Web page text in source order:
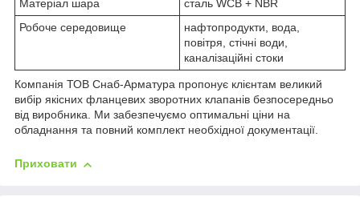
Матеріал шара
сталь WCB + NBR
Робоче середовище
нафтопродукти, вода,
повітря, стічні води,
каналізаційні стоки
Компанія ТОВ Снаб-Арматура пропонує клієнтам великий
вибір якісних фланцевих зворотних клапанів безпосередньо
від виробника. Ми забезпечуємо оптимальні ціни на
обладнання та повний комплект необхідної документації.
Приховати